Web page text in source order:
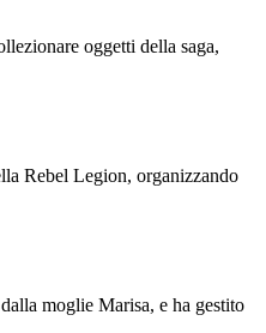
oggetti della saga,
Rebel Legion, organizzando
moglie Marisa, e ha gestito